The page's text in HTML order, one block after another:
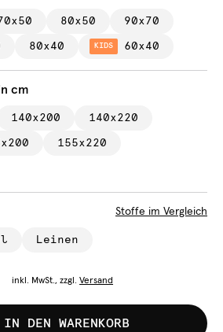
80x50 90x70
80x40 KIDS 60x40
cm
140x200 140x220
155x220
Stoffe im Vergleich
Leinen
inkl. MwSt., zzgl. Versand
IN DEN WARENKORB